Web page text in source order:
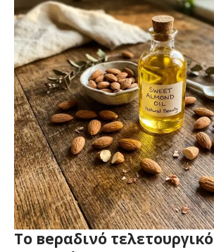
Το веραδινό τελετουργικό